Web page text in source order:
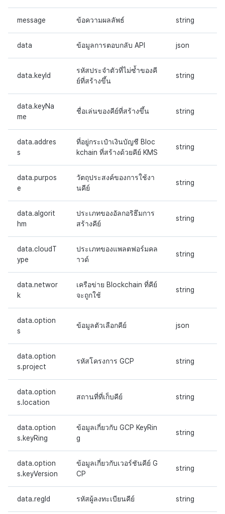
message ข้อความผลลัพธ์ string
data ข้อมูลการตอบกลับ API json
data.keyId
รหัสประจำตัวที่ไม่ซ้ำของคี
ย์ที่สร้างขึ้น
string
data.keyNa
me
ชื่อเล่นของคีย์ที่สร้างขึ้น string
data.addres
s
ที่อยู่กระเป๋าเงินบัญชี Bloc
kchain ที่สร้างด้วยคีย์ KMS
string
data.purpos
e
วัตถุประสงค์ของการใช้งา
นคีย์
string
data.algorit
hm
ประเภทของอัลกอริธึมการ
สร้างคีย์
string
data.cloudT
ype
ประเภทของแพลตฟอร์มคล
าวด์
string
data.networ
k
เครือข่าย Blockchain ที่คีย์
จะถูกใช้
string
data.option
s
ข้อมูลตัวเลือกคีย์ json
data.option
s.project
รหัสโครงการ GCP string
data.option
s.location
สถานที่ที่เก็บคีย์ string
data.option
s.keyRing
ข้อมูลเกี่ยวกับ GCP KeyRin
g
string
data.option
s.keyVersion
ข้อมูลเกี่ยวกับเวอร์ชันคีย์ G
CP
string
data.regId รหัสผู้ลงทะเบียนคีย์ string